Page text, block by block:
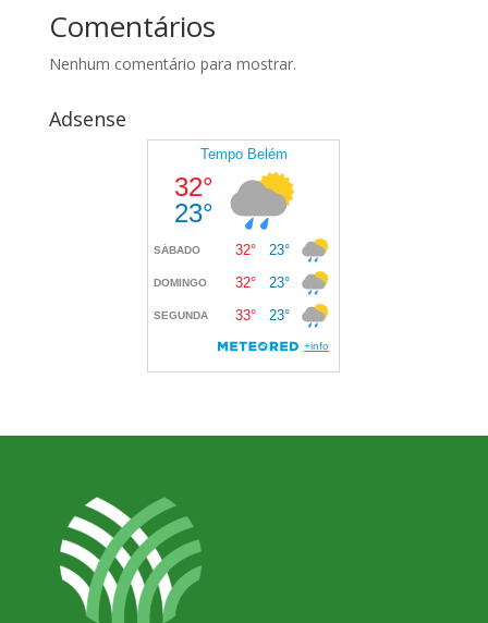
Comentários
Nenhum comentário para mostrar.
Adsense